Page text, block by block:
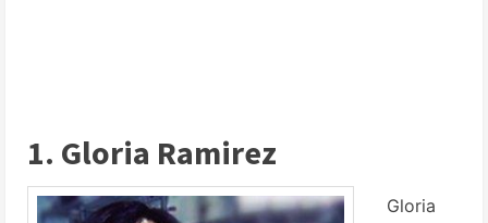
1. Gloria Ramirez
Gloria